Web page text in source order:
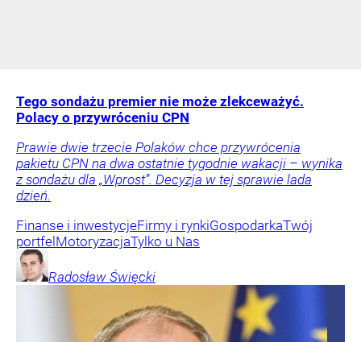
Tego sondażu premier nie może zlekceważyć.
Polacy o przywróceniu CPN
Prawie dwie trzecie Polaków chce przywrócenia
pakietu CPN na dwa ostatnie tygodnie wakacji – wynika
z sondażu dla „Wprost”. Decyzja w tej sprawie lada
dzień.
Finanse i inwestycjeFirmy i rynkiGospodarkaTwój
portfel MotoryzacjaTylko u Nas
Radosław Święcki